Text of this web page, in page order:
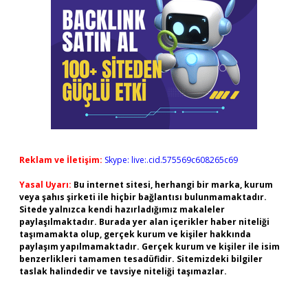
Reklam ve İletişim: Skype: live:.cid.575569c608265c69
Yasal Uyarı: Bu internet sitesi, herhangi bir marka, kurum
veya şahıs şirketi ile hiçbir bağlantısı bulunmamaktadır.
Sitede yalnızca kendi hazırladığımız makaleler
paylaşılmaktadır. Burada yer alan içerikler haber niteliği
taşımamakta olup, gerçek kurum ve kişiler hakkında
paylaşım yapılmamaktadır. Gerçek kurum ve kişiler ile isim
benzerlikleri tamamen tesadüfidir. Sitemizdeki bilgiler
taslak halindedir ve tavsiye niteliği taşımazlar.